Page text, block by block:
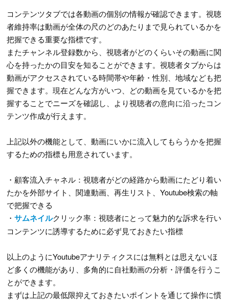
コンテンツタブでは各動画の個別の情報が確認できます。視聴
者維持率は動画が全体の尺のどのあたりまで見られているかを
把握できる重要な指標です。
またチャンネル登録数から、視聴者がどのくらいその動画に関
心を持ったかの目安を知ることができます。視聴者タブからは
動画がアクセスされている時間帯や年齢・性別、地域なども把
握できます。現在どんな方がいつ、どの動画を見ているかを把
握することでニーズを確認し、より視聴者の意向に沿ったコン
テンツ作成が行えます。
上記以外の機能として、動画にいかに流入してもらうかを把握
するための指標も用意されています。
・顧客流入チャネル：視聴者がどの経路から動画にたどり着い
たかを外部サイト、関連動画、再生リスト、Youtube検索の軸
で把握できる
・サムネイルクリック率：視聴者にとって魅力的な訴求を行い
コンテンツに誘導するために必ず見ておきたい指標
以上のようにYoutubeアナリティクスには無料とは思えないほ
ど多くの機能があり、多角的に自社動画の分析・評価を行うこ
とができます。
まずは上記の最低限抑えておきたいポイントを通じて操作に慣